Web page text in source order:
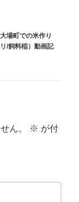
場町での米作り
/飼料稲）動画記
ん。 ※ が付